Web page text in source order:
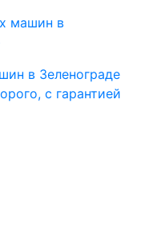
машин в
в Зеленограде
с гарантией